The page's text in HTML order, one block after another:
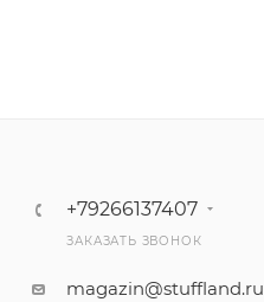
+79266137407
ЗАКАЗАТЬ ЗВОНОК
magazin@stuffland.ru